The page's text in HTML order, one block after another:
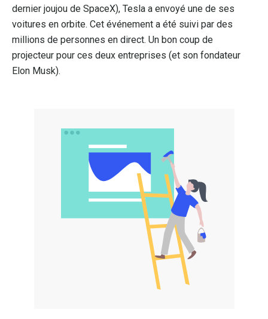
dernier joujou de SpaceX), Tesla a envoyé une de ses
voitures en orbite. Cet événement a été suivi par des
millions de personnes en direct. Un bon coup de
projecteur pour ces deux entreprises (et son fondateur
Elon Musk).